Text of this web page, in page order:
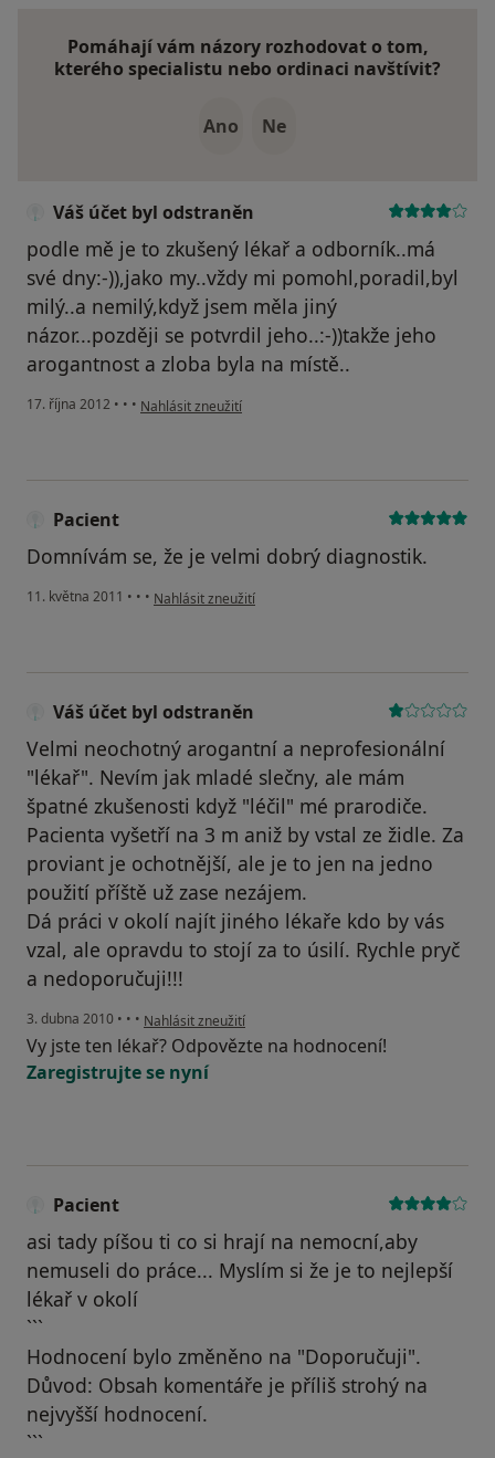
Pomáhají vám názory rozhodovat o tom,
kterého specialistu nebo ordinaci navštívit?
Ano Ne
Váš účet byl odstraněn
podle mě je to zkušený lékař a odborník..má
své dny:-)),jako my..vždy mi pomohl,poradil,byl
milý..a nemilý,když jsem měla jiný
názor...později se potvrdil jeho..:-))takže jeho
arogantnost a zloba byla na místě..
17. října 2012 • • • podle názoru uživatele Váš účet byl odstraněn
Nahlásit zneužití
Pacient
Domnívám se, že je velmi dobrý diagnostik.
11. května 2011 • • • podle názoru uživatele Pacient
Nahlásit zneužití
Váš účet byl odstraněn
Velmi neochotný arogantní a neprofesionální
"lékař". Nevím jak mladé slečny, ale mám
špatné zkušenosti když "léčil" mé prarodiče.
Pacienta vyšetří na 3 m aniž by vstal ze židle. Za
proviant je ochotnější, ale je to jen na jedno
použití příště už zase nezájem.
Dá práci v okolí najít jiného lékaře kdo by vás
vzal, ale opravdu to stojí za to úsilí. Rychle pryč
a nedoporučuji!!!
3. dubna 2010 • • • podle názoru uživatele Váš účet byl odstraněn
Nahlásit zneužití
Vy jste ten lékař? Odpovězte na hodnocení!
Zaregistrujte se nyní
Pacient
asi tady píšou ti co si hrají na nemocní,aby
nemuseli do práce... Myslím si že je to nejlepší
lékař v okolí
```
Hodnocení bylo změněno na "Doporučuji".
Důvod: Obsah komentáře je příliš strohý na
nejvyšší hodnocení.
```